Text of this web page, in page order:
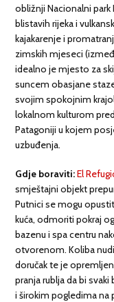
obližnji Nacionalni
blistavih rijeka i
kajakarenje i
zimskih mjeseci
idealno je mjesto za
suncem obasjane
svojim spokojnim
lokalnom kulturom
Patagoniji u kojem
uzbuđenja.
Gdje boraviti:El
smještajni objekt
Putnici se mogu
kuća, odmoriti pokraj
bazenu i spa centru
otvorenom. Koliba
doručak te je
pranja rublja da bi
i širokim pogledima na